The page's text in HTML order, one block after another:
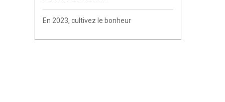
En 2023, cultivez le bonheur